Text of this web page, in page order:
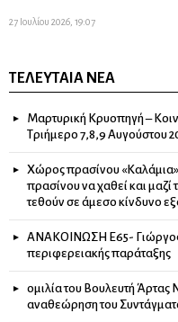
27 Ιουλίου 2026, 19:07
ΤΕΛΕΥΤΑΊΑ ΝΈΑ
Μαρτυρική Κρυοπηγή –
Τριήμερο 7,8,9 Αυγούστου
Χώρος πρασίνου
πρασίνου να χαθεί και μαζί
τεθούν σε άμεσο κίνδυνο
ΑΝΑΚΟΙΝΩΣΗ Ε65-
περιφερειακής παράταξης
ομιλία του Βουλευτή Άρτας
αναθεώρηση του